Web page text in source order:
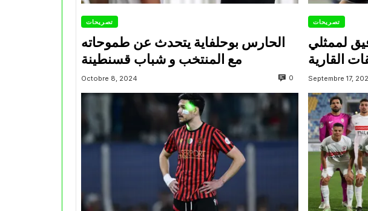
تصريحات
الحارس بوحلفاية يتحدث عن طموحاته
مع المنتخب و شباب قسنطينة
Octobre 8, 2024 0
تصريحات
لممثلي
Septembre 17,